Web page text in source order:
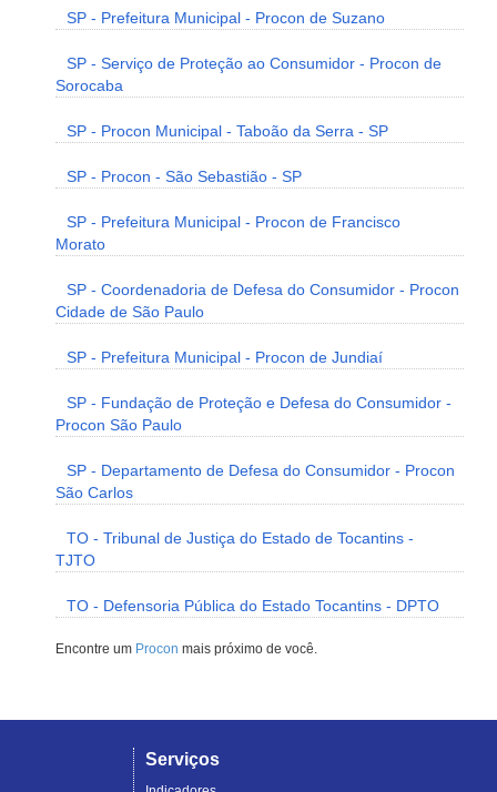
SP - Prefeitura Municipal - Procon de Suzano
SP - Serviço de Proteção ao Consumidor - Procon de
Sorocaba
SP - Procon Municipal - Taboão da Serra - SP
SP - Procon - São Sebastião - SP
SP - Prefeitura Municipal - Procon de Francisco
Morato
SP - Coordenadoria de Defesa do Consumidor - Procon
Cidade de São Paulo
SP - Prefeitura Municipal - Procon de Jundiaí
SP - Fundação de Proteção e Defesa do Consumidor -
Procon São Paulo
SP - Departamento de Defesa do Consumidor - Procon
São Carlos
TO - Tribunal de Justiça do Estado de Tocantins -
TJTO
TO - Defensoria Pública do Estado Tocantins - DPTO
Encontre um Procon mais próximo de você.
Serviços